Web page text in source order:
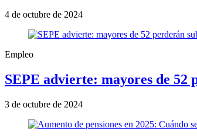
4 de octubre de 2024
Empleo
SEPE advierte: mayores de
3 de octubre de 2024